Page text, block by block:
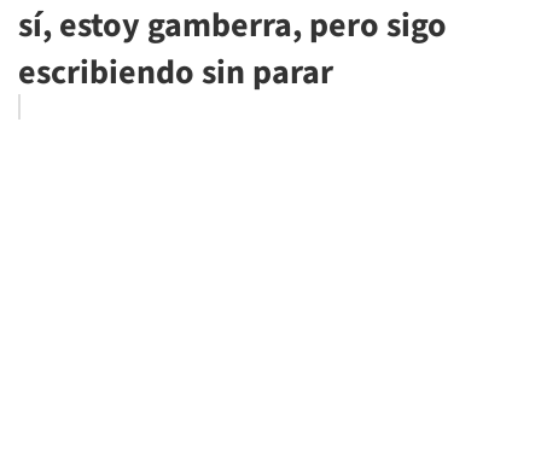
sí, estoy gamberra, pero sigo
escribiendo sin parar